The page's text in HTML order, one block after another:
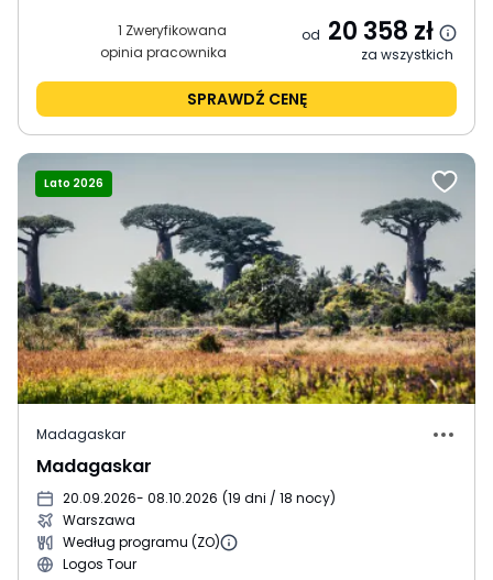
1 Zweryfikowana
opinia pracownika
od 20 358 zł
za wszystkich
SPRAWDŹ CENĘ
Lato 2026
Madagaskar
Madagaskar
20.09.2026- 08.10.2026 (19 dni / 18 nocy)
Warszawa
Według programu (ZO)
Logos Tour